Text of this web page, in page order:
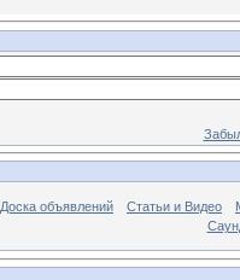
Доска объявлений Статьи и Видео